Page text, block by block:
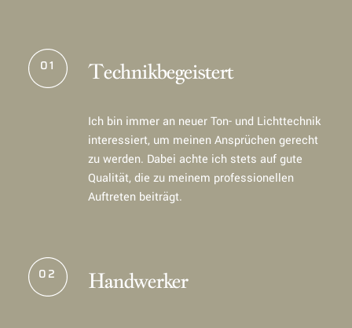
01 Technikbegeistert
Ich bin immer an neuer Ton- und Lichttechnik
interessiert, um meinen Ansprüchen gerecht
zu werden. Dabei achte ich stets auf gute
Qualität, die zu meinem professionellen
Auftreten beiträgt.
Handwerker
02